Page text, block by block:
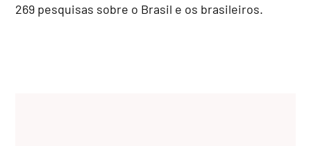
269 pesquisas sobre o Brasil e os brasileiros.